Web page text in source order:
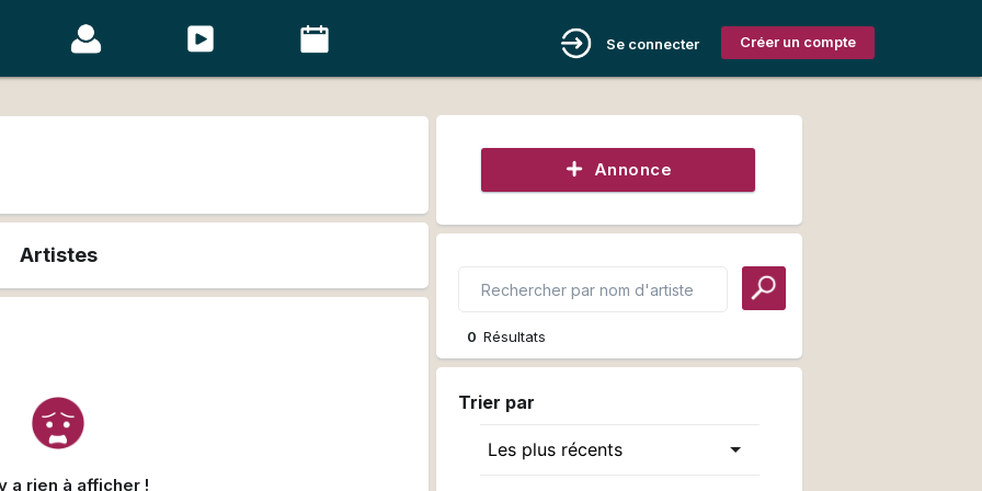
Créer un compte
Se connecter
Artistes
a rien à afficher !
Annonce
0 Résultats
Trier par